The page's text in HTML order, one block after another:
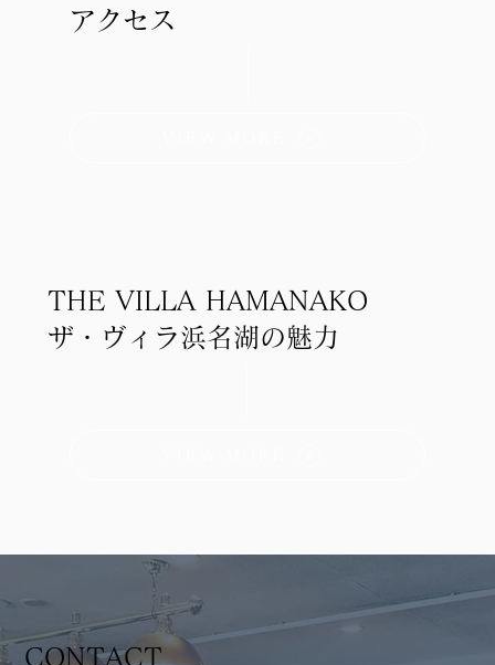
アクセス
THE VILLA HAMANAKO
ザ・ヴィラ浜名湖の魅力
CONTACT